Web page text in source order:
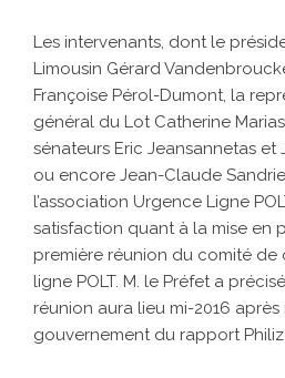
Les intervenants, dont le
Limousin Gérard
Françoise Pérol-Dumont, la
général du Lot Catherine
sénateurs Eric Jeansannetas et
ou encore Jean-Claude
l’association Urgence Ligne
satisfaction quant à la mise en
première réunion du comité
ligne POLT. M. le Préfet a
réunion aura lieu mi-2016 après
gouvernement du rapport